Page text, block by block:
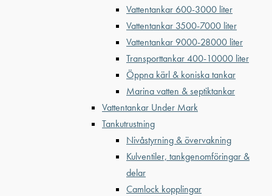
Vattentankar 600-3000 liter
Vattentankar 3500-7000 liter
Vattentankar 9000-28000 liter
Transporttankar 400-10000 liter
Öppna kärl & koniska tankar
Marina vatten & septiktankar
Vattentankar Under Mark
Tankutrustning
Nivåstyrning & övervakning
Kulventiler, tankgenomföringar &
delar
Camlock kopplingar